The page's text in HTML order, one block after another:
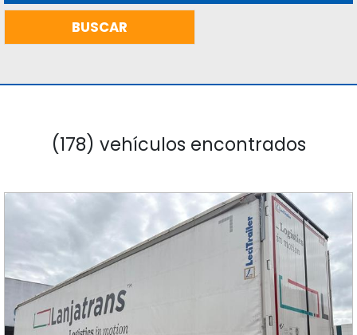
(178) vehículos encontrados